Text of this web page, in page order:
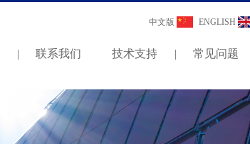
ENGLISH
中文版
| 联系我们 技术支持 | 常见问题